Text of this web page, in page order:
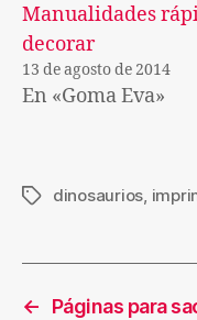
Manualidades
decorar
13 de agosto de 2014
En «Goma Eva»
Etiquetas
dinosaurios,
←
Páginas para